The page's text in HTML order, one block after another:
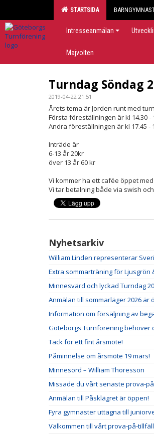
STARTSIDA
Intresseanmälan
Majvolten
Turndag Söndag
2019-04-22 21:51
Årets tema är Jorden runt med
Första föreställningen är kl 14.30 -
Andra föreställningen är kl 17.45 -
Inträde är
6-13 år 20kr
över 13 år 60 kr
Vi kommer ha ett cafée öppet
Vi tar betalning både via swish
Nyhetsarkiv
William Linden representerar
Extra sommarträning för Ljusgrön
Minnesvärd och lyckad Turndag
Anmälan till sommarläger 2026 är
Information om försäljning av
Göteborgs Turnförening behöver
Tack för ett fint årsmöte!
Påminnelse om årsmöte 19 mars!
Minnesord – William Thoresson
Missade du vårt senaste prova-
Anmälan till Påsklägret är öppen!
Fyra gymnaster uttagna till
Välkommen till vårt prova-på-